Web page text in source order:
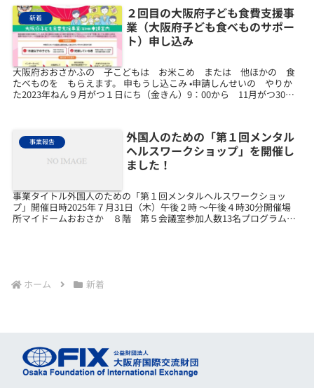
新着
２回目の大阪府子ども食費支援事
業（大阪府子ども食べものサポー
ト）申し込み
大阪府おおさかふの 子こどもは お米こめ または 他ほかの 食
たべものを もらえます。 申もうし込こみ •申請しんせいの やりか
た2023年ねん９月がつ１日にち（金きん）9：00から 11月がつ30日
事業報告
外国人のための「第１回メンタル
ヘルスワークショップ」を開催し
ました！
事業タイトル外国人のための「第１回メンタルヘルスワークショッ
プ」開催日時2025年７月31日（木）午後２時 ～午後４時30分開催場
所マイドームおおさか ８階 第５会議室参加人数13名プログラム内
ホーム 新着